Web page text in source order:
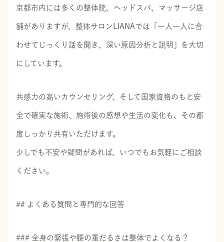
京都市内には多くの整体院、ヘッドスパ、マッサージ店
舗がありますが、整体サロンLIANAでは「一人一人に合
わせてじっくり話を聞き、深い原因分析と説明」を大切
にしています。
共感力の高いカウンセリング、そして国家資格のもと安
全で確実な施術、施術後の感想や生活の変化も、その都
度しっかり共有いただけます。
少しでも不安や疑問があれば、いつでもお気軽にご相談
ください。
## よくある質問と専門的な回答
### 全身の緊張や腰の重だるさは整体でよくなる？